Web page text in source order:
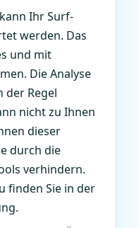
Ihr Surf-
werden. Das
und mit
Die Analyse
der Regel
nicht zu Ihnen
dieser
durch die
verhindern.
finden Sie in der